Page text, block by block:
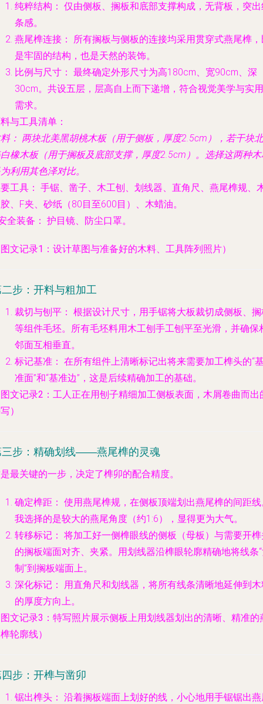
纯粹结构： 仅由侧板、搁板和底部支撑构成，无背板，突
条感。
燕尾榫连接：
所有搁板与侧板的连接均采用贯穿式燕尾榫
是牢固的结构，也是天然的装饰。
比例与尺寸： 最终确定外形尺寸为高180cm、宽90cm、深
30cm。共设五层，层高自上而下递增，符合视觉美学与实用
需求。
与工具清单：
： 两块北美黑胡桃木板（用于侧板，厚度2.5cm），若干块北
橡木板（用于搁板及底部支撑，厚度2.5cm）。选择这两种
利用其色泽对比。
工具： 手锯、凿子、木工刨、划线器、直角尺、燕尾榫规、
、F夹、砂纸（80目至600目）、木蜡油。
全装备： 护目镜、防尘口罩。
文记录1：设计草图与准备好的木料、工具阵列照片）
步：开料与粗加工
裁切与刨平： 根据设计尺寸，用手锯将大板裁切成侧板、
等组件毛坯。所有毛坯料用木工刨手工刨平至光滑，并确保
邻面互相垂直。
标记基准： 在所有组件上清晰标记出将来需要加工榫头的“
准面”和“基准边”，这是后续精确加工的基础。
文记录2：工人正在用刨子精细加工侧板表面，木屑卷曲而出
）
三步：精确划线——燕尾榫的灵魂
最关键的一步，决定了榫卯的配合精度。
确定榫距： 使用燕尾榫规，在侧板顶端划出燕尾榫的间距
我选择的是较大的燕尾角度（约1:6），显得更为大气。
转移标记： 将加工好一侧榫眼线的侧板（母板）与需要开
的搁板端面对齐、夹紧。用划线器沿榫眼轮廓精确地将线条
制”到搁板端面上。
深化标记：
用直角尺和划线器，将所有线条清晰地延伸到
的厚度方向上。
文记录3：特写照片展示侧板上用划线器划出的清晰、精准的
轮廓线）
步：开榫与凿卯
锯出榫头： 沿着搁板端面上划好的线，小心地用手锯锯出